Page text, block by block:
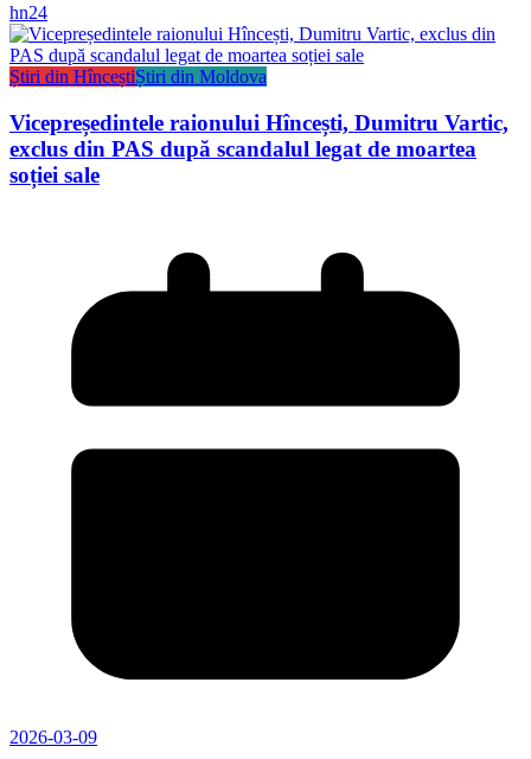
hn24
Știri din HînceștiȘtiri din Moldova
Vicepreședintele raionului Hîncești, Dumitru Vartic,
exclus din PAS după scandalul legat de moartea
soției sale
2026-03-09